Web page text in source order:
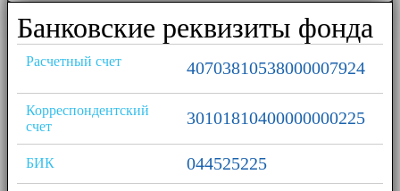
Банковские реквизиты фонда
Расчетный счет 40703810538000007924
Корреспондентский
счет
30101810400000000225
БИК 044525225